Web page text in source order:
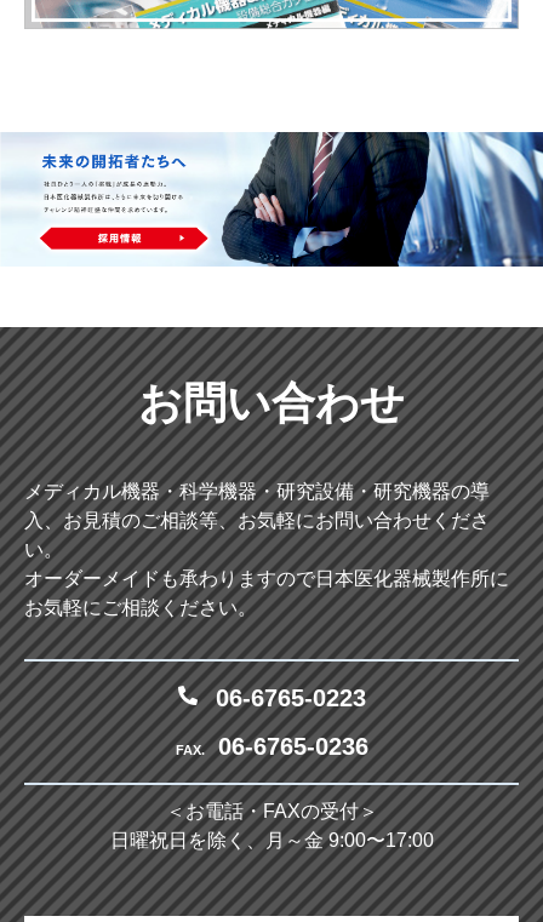
お問い合わせ
メディカル機器・科学機器・研究設備・研究機器の導
入、お見積のご相談等、お気軽にお問い合わせくださ
い。
オーダーメイドも承わりますので日本医化器械製作所に
お気軽にご相談ください。
06-6765-0223
FAX. 06-6765-0236
＜お電話・FAXの受付＞
日曜祝日を除く、月～金 9:00〜17:00